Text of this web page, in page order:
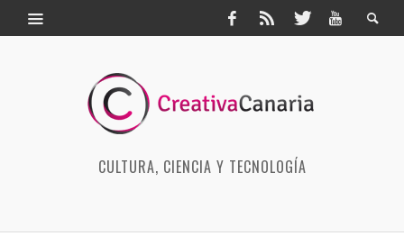
CULTURA, CIENCIA Y TECNOLOGÍA